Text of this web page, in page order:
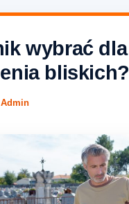
wybrać dla
bliskich?
Admin